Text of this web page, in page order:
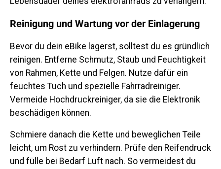
Reinigung und Wartung vor der Einlagerung
Bevor du dein eBike lagerst, solltest du es gründlich
reinigen. Entferne Schmutz, Staub und Feuchtigkeit
von Rahmen, Kette und Felgen. Nutze dafür ein
feuchtes Tuch und spezielle Fahrradreiniger.
Vermeide Hochdruckreiniger, da sie die Elektronik
beschädigen können.
Schmiere danach die Kette und beweglichen Teile
leicht, um Rost zu verhindern. Prüfe den Reifendruck
und fülle bei Bedarf Luft nach. So vermeidest du